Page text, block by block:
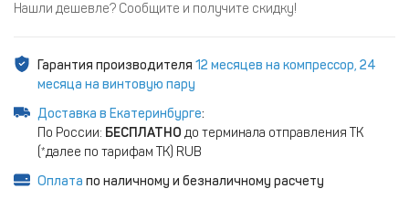
Нашли дешевле? Сообщите и получите скидку!
Гарантия производителя 12 месяцев на компрессор, 24
месяца на винтовую пару
Доставка в Екатеринбурге:
По России: БЕСПЛАТНО до терминала отправления ТК
(*далее по тарифам ТК) RUB
Оплата по наличному и безналичному расчету